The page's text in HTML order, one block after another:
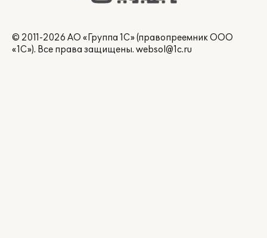
© 2011-2026 АО «Группа 1С» (правопреемник ООО
«1С»). Все права защищены. websol@1c.ru